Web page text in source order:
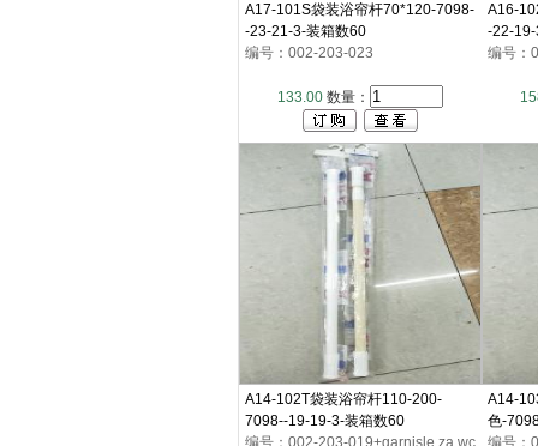
A17-101S袋装浴帘杆70*120-7098-
-23-21-3-装箱数60
编号：002-203-023
133.00 数量：
A16-
-22-
编号：
A14-102T袋装浴帘杆110-200-
7098--19-19-3-装箱数60
编号：002-203-019+garnisle za wc
A14-
色-
编号：